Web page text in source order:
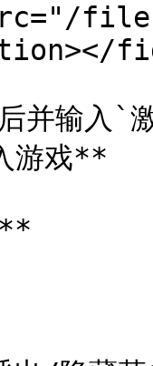
files/
并输入`
游戏**